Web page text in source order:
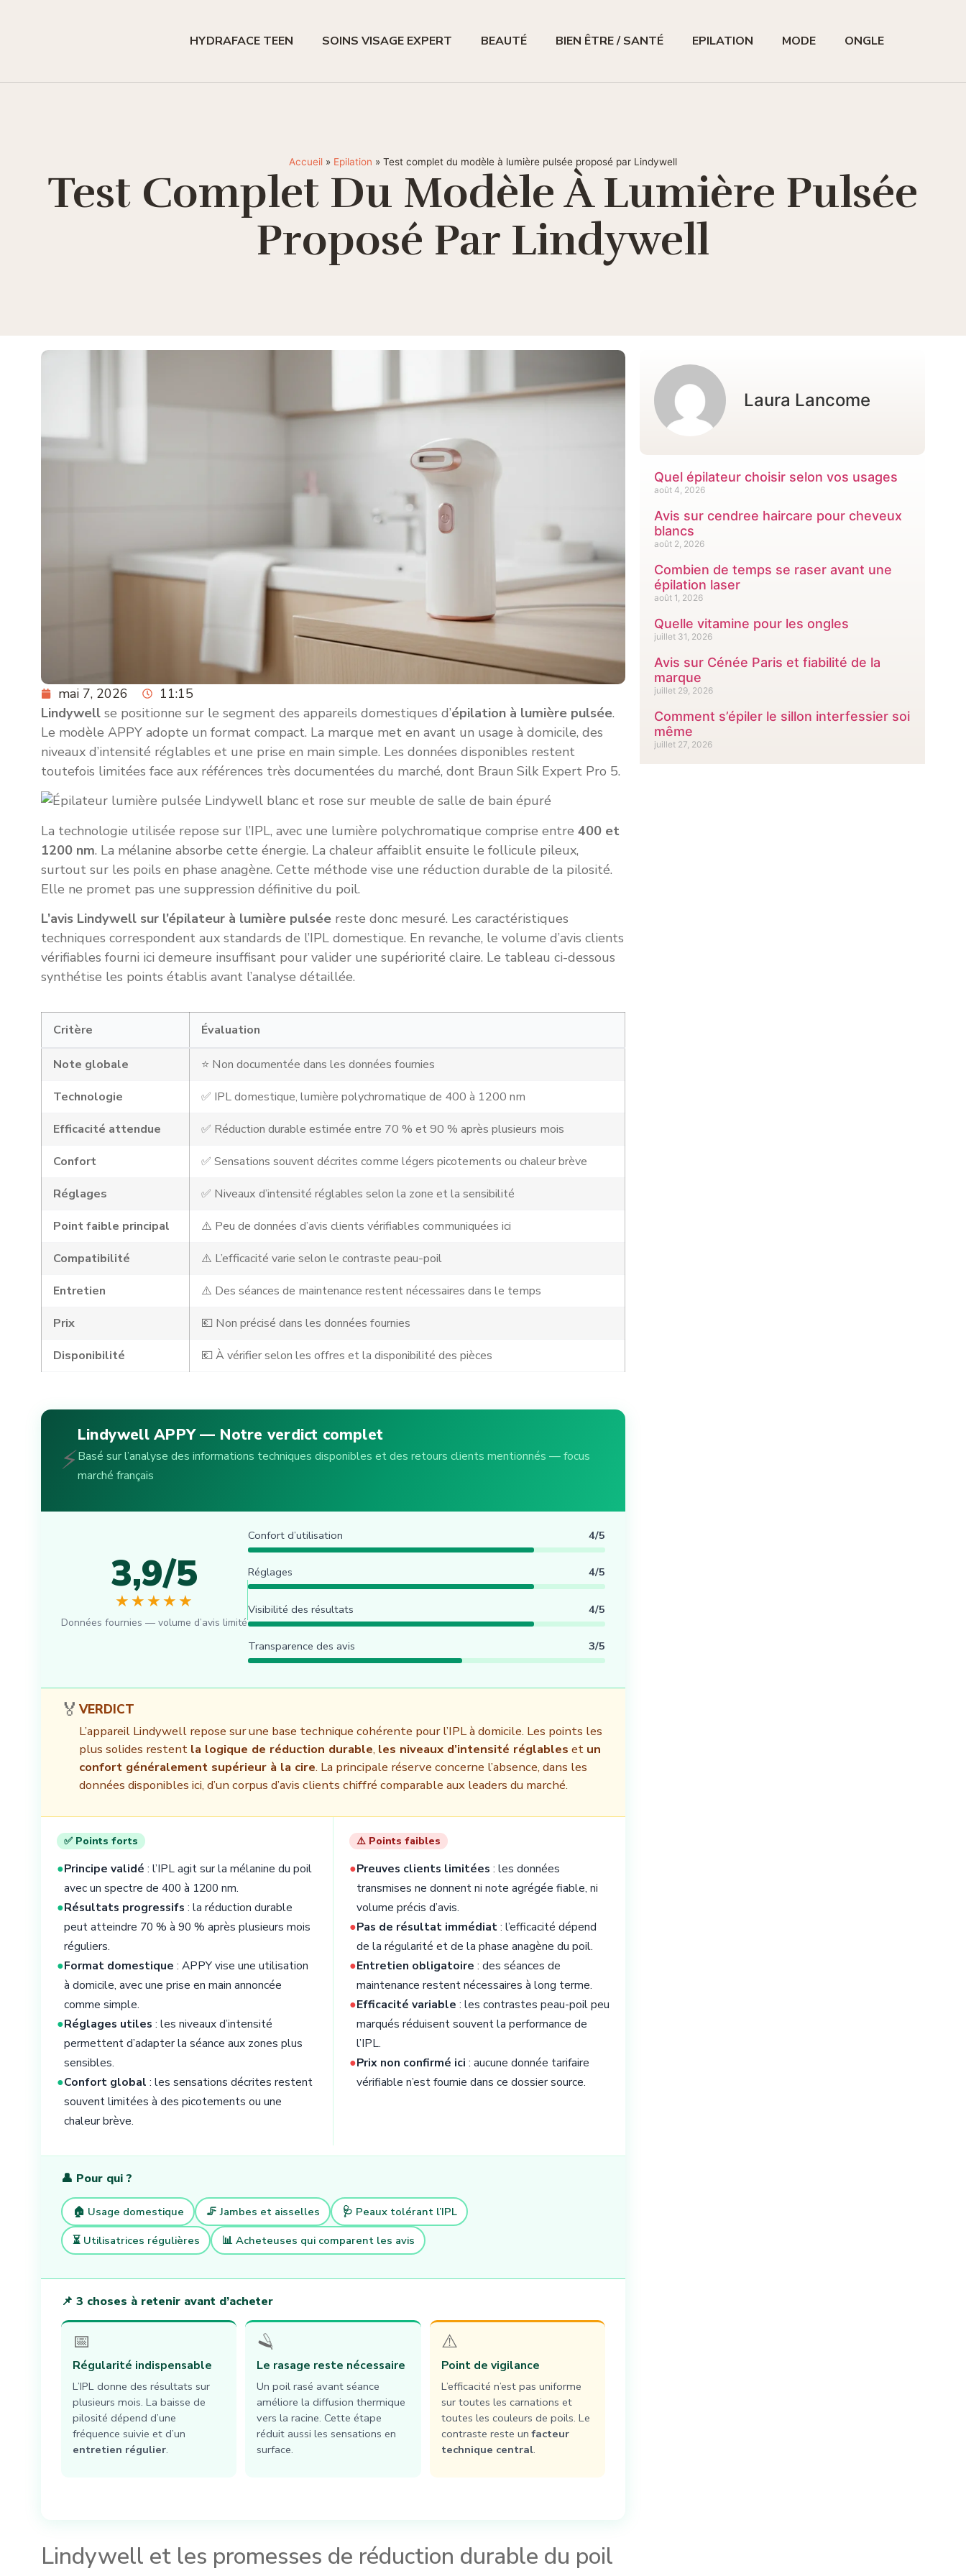
HYDRAFACE TEEN SOINS VISAGE EXPERT BEAUTÉ BIEN ÊTRE / SANTÉ EPILATION MODE ONGLE
Accueil » Epilation » Test complet du modèle à lumière pulsée proposé par Lindywell
Test Complet Du Modèle À Lumière Pulsée
Proposé Par Lindywell
Laura Lancome
Quel épilateur choisir selon vos usages
août 4, 2026
Avis sur cendree haircare pour cheveux
blancs
août 2, 2026
Combien de temps se raser avant une
épilation laser
août 1, 2026
Quelle vitamine pour les ongles
juillet 31, 2026
Avis sur Cénée Paris et fiabilité de la
marque
juillet 29, 2026
Comment s’épiler le sillon interfessier soi
même
juillet 27, 2026
mai 7, 2026
11:15
Lindywell se positionne sur le segment des appareils domestiques d’épilation à lumière pulsée.
Le modèle APPY adopte un format compact. La marque met en avant un usage à domicile, des
niveaux d’intensité réglables et une prise en main simple. Les données disponibles restent
toutefois limitées face aux références très documentées du marché, dont Braun Silk Expert Pro 5.
La technologie utilisée repose sur l’IPL, avec une lumière polychromatique comprise entre 400 et
1200 nm. La mélanine absorbe cette énergie. La chaleur affaiblit ensuite le follicule pileux,
surtout sur les poils en phase anagène. Cette méthode vise une réduction durable de la pilosité.
Elle ne promet pas une suppression définitive du poil.
L’avis Lindywell sur l’épilateur à lumière pulsée reste donc mesuré. Les caractéristiques
techniques correspondent aux standards de l’IPL domestique. En revanche, le volume d’avis clients
vérifiables fourni ici demeure insuffisant pour valider une supériorité claire. Le tableau ci-dessous
synthétise les points établis avant l’analyse détaillée.
Critère Évaluation
Note globale ⭐ Non documentée dans les données fournies
Technologie ✅ IPL domestique, lumière polychromatique de 400 à 1200 nm
Efficacité attendue ✅ Réduction durable estimée entre 70 % et 90 % après plusieurs mois
Confort ✅ Sensations souvent décrites comme légers picotements ou chaleur brève
Réglages ✅ Niveaux d’intensité réglables selon la zone et la sensibilité
Point faible principal ⚠️ Peu de données d’avis clients vérifiables communiquées ici
Compatibilité ⚠️ L’efficacité varie selon le contraste peau-poil
Entretien ⚠️ Des séances de maintenance restent nécessaires dans le temps
Prix 💶 Non précisé dans les données fournies
Disponibilité 💶 À vérifier selon les offres et la disponibilité des pièces
⚡
Lindywell APPY — Notre verdict complet
Basé sur l’analyse des informations techniques disponibles et des retours clients mentionnés — focus
marché français
3,9/5
★★★★★
Données fournies — volume d’avis limité
Confort d’utilisation 4/5
Réglages 4/5
Visibilité des résultats 4/5
Transparence des avis 3/5
🏅VERDICT
L’appareil Lindywell repose sur une base technique cohérente pour l’IPL à domicile. Les points les
plus solides restent la logique de réduction durable, les niveaux d’intensité réglables et un
confort généralement supérieur à la cire. La principale réserve concerne l’absence, dans les
données disponibles ici, d’un corpus d’avis clients chiffré comparable aux leaders du marché.
✅ Points forts
●Principe validé : l’IPL agit sur la mélanine du poil
avec un spectre de 400 à 1200 nm.
●Résultats progressifs : la réduction durable
peut atteindre 70 % à 90 % après plusieurs mois
réguliers.
●Format domestique : APPY vise une utilisation
à domicile, avec une prise en main annoncée
comme simple.
●Réglages utiles : les niveaux d’intensité
permettent d’adapter la séance aux zones plus
sensibles.
●Confort global : les sensations décrites restent
souvent limitées à des picotements ou une
chaleur brève.
⚠️ Points faibles
●Preuves clients limitées : les données
transmises ne donnent ni note agrégée fiable, ni
volume précis d’avis.
●Pas de résultat immédiat: l’efficacité dépend
de la régularité et de la phase anagène du poil.
●Entretien obligatoire : des séances de
maintenance restent nécessaires à long terme.
●Efficacité variable : les contrastes peau-poil peu
marqués réduisent souvent la performance de
l’IPL.
●Prix non confirmé ici : aucune donnée tarifaire
vérifiable n’est fournie dans ce dossier source.
👤 Pour qui ?
🏠 Usage domestique 🦵 Jambes et aisselles
🩺 Peaux tolérant l’IPL
⏳ Utilisatrices régulières
📊 Acheteuses qui comparent les avis
📌 3 choses à retenir avant d’acheter
📅
Régularité indispensable
L’IPL donne des résultats sur
plusieurs mois. La baisse de
pilosité dépend d’une
fréquence suivie et d’un
entretien régulier.
🪒
Le rasage reste nécessaire
Un poil rasé avant séance
améliore la diffusion thermique
vers la racine. Cette étape
réduit aussi les sensations en
surface.
⚠️
Point de vigilance
L’efficacité n’est pas uniforme
sur toutes les carnations et
toutes les couleurs de poils. Le
contraste reste unfacteur
technique central.
Lindywell et les promesses de réduction durable du poil